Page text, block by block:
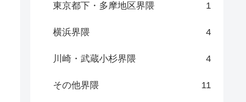
東京都下・多摩地区界隈 1
横浜界隈 4
川崎・武蔵小杉界隈 4
その他界隈 11